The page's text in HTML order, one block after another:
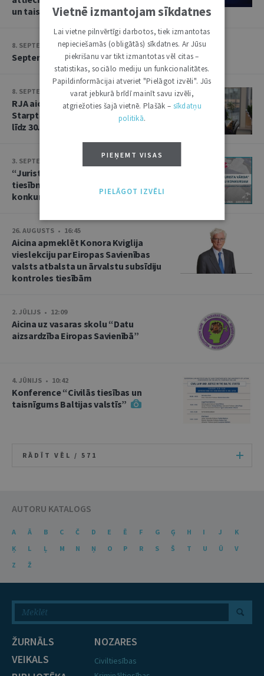
un taisnīga?”
8. SEPTEMBRIS • 13:14
Septembra saruna par starptautiskajām tiesībām
8. SEPTEMBRIS • 13:13
RJA aicina iesniegt rakstus Baltijas
Starptautisko tiesību gadagrāmatai
līdz 30. septembrim
3. SEPTEMBRIS • 16:01
“Jurista Vārds” aicina jaunos
tiesībniekus pieteikties ikgadējam
konkursam!
26. AUGUSTS • 16:45
Aicina apmeklēt Konora Kviglija
vieslekciju par Eiropas Savienības
valsts atbalsta un ārvalstu subsīdiju
kontroles tiesībām
2. JŪLIJS • 12:09
Aicina uz vasaras skolu “Datu
aizsardzība Eiropas Savienībā”
4. JŪNIJS • 10:42
Konference “Civilās tiesības un
taisnīgums Baltijas valstīs”
RĀDĪT VĒL / 571
AUTORU KATALOGS
A Ā B C Č D E Ē F G Ģ H I J
K
Ķ
L Ļ M N Ņ O P R S Š T U Ū
V
Z
Ž
ŽURNĀLS
VEIKALS
NOZARES
Civiltiesības
Vietnē izmantojam sīkdatnes
Lai vietne pilnvērtīgi darbotos, tiek izmantotas
nepieciešamās (obligātās) sīkdatnes. Ar Jūsu
piekrišanu var tikt izmantotas vēl citas –
statistikas, sociālo mediju un funkcionalitātes.
Papildinformācijai atveriet "Pielāgot izvēli". Jūs
varat jebkurā brīdī mainīt savu izvēli,
atgriežoties šajā vietnē. Plašāk – sīkdatņu
politikā.
PIEŅEMT VISAS
PIELĀGOT IZVĒLI